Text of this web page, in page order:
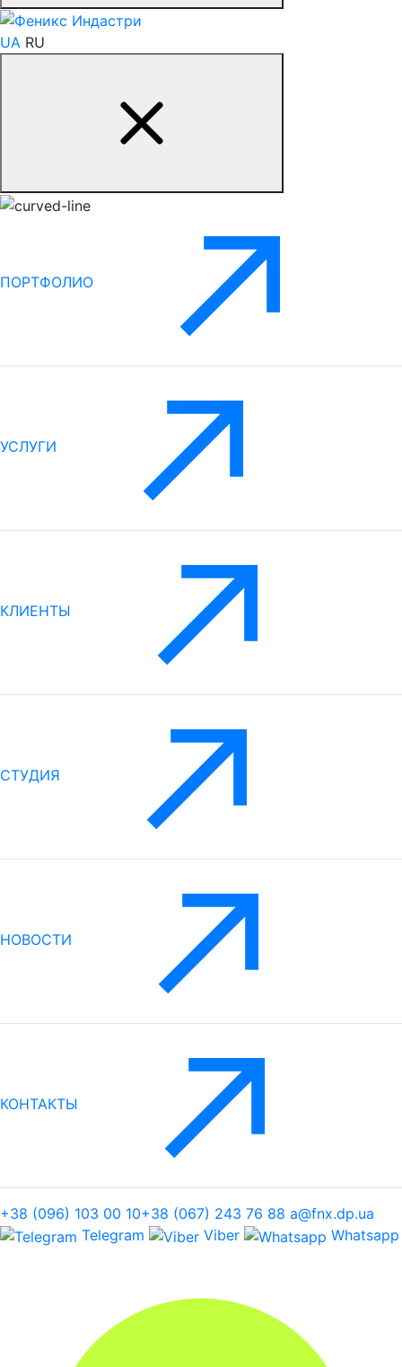
UA RU
ПОРТФОЛИО
УСЛУГИ
КЛИЕНТЫ
СТУДИЯ
НОВОСТИ
КОНТАКТЫ
+38 (096) 103 00 10+38 (067) 243 76 88 a@fnx.dp.ua
Telegram
Viber Whatsapp